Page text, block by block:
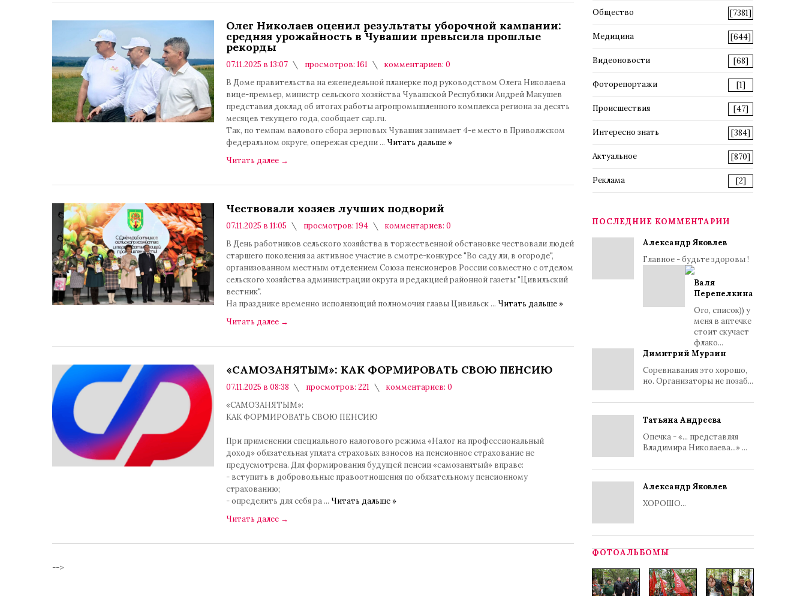
Олег Николаев оценил результаты уборочной кампании:
средняя урожайность в Чувашии превысила прошлые
рекорды
07.11.2025 в 13:07 просмотров: 161
комментариев: 0
В Доме правительства на еженедельной планерке под руководством Олега Николаева
вице-премьер, министр сельского хозяйства Чувашской Республики Андрей Макушев
представил доклад об итогах работы агропромышленного комплекса региона за десять
месяцев текущего года, сообщает cap.ru.
Так, по темпам валового сбора зерновых Чувашия занимает 4-е место в Приволжском
федеральном округе, опережая средни ... Читать дальше »
Читать далее →
Чествовали хозяев лучших подворий
07.11.2025 в 11:05 просмотров: 194
комментариев: 0
В День работников сельского хозяйства в торжественной обстановке чествовали людей
старшего поколения за активное участие в смотре-конкурсе "Во саду ли, в огороде",
организованном местным отделением Союза пенсионеров России совместно с отделом
сельского хозяйства администрации округа и редакцией районной газеты "Цивильский
вестник".
На празднике временно исполняющий полномочия главы Цивильск ... Читать дальше »
Читать далее →
«САМОЗАНЯТЫМ»: КАК ФОРМИРОВАТЬ СВОЮ ПЕНСИЮ
07.11.2025 в 08:38 просмотров: 221
комментариев: 0
«САМОЗАНЯТЫМ»:
КАК ФОРМИРОВАТЬ СВОЮ ПЕНСИЮ
При применении специального налогового режима «Налог на профессиональный
доход» обязательная уплата страховых взносов на пенсионное страхование не
предусмотрена. Для формирования будущей пенсии «самозанятый» вправе:
- вступить в добровольные правоотношения по обязательному пенсионному
страхованию;
- определить для себя ра ... Читать дальше »
Читать далее →
-->
Общество [7381]
Медицина [644]
Видеоновости [68]
Фоторепортажи [1]
Происшествия [47]
Интересно знать [384]
Актуальное [870]
Реклама [2]
ПОСЛЕДНИЕ КОММЕНТАРИИ
Александр Яковлев
Главное - будьте здоровы !
Валя
Перепелкина
Ого, список)) у
меня в аптечке
стоит скучает
флако...
Димитрий Мурзин
Соревнавания это хорошо,
но. Организаторы не позаб...
Татьяна Андреева
Опечка - «... представляя
Владимира Николаева...» ...
Александр Яковлев
ХОРОШО...
ФОТОАЛЬБОМЫ